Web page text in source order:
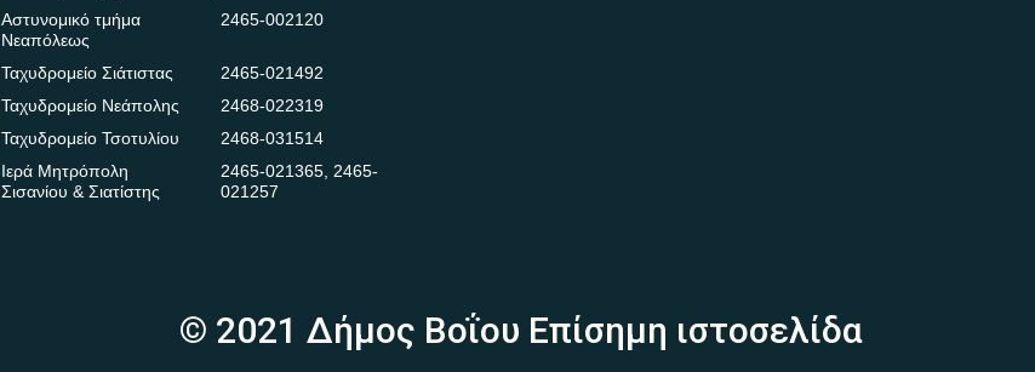
Αστυνομικό τμήμα
Νεαπόλεως
2465-002120
Ταχυδρομείο Σιάτιστας
2465-021492
Ταχυδρομείο Νεάπολης
2468-022319
Ταχυδρομείο Τσοτυλίου
2468-031514
Ιερά Μητρόπολη
Σισανίου & Σιατίστης
2465-021365,2465-
021257
© 2021 Δήμος Βοΐου Επίσημη ιστοσελίδα